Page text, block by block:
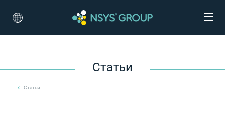
Статьи
Статьи